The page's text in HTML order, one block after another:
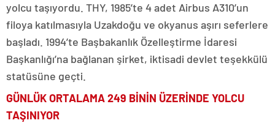
yolcu taşıyordu. THY, 1985’te 4 adet Airbus A310’un
filoya katılmasıyla Uzakdoğu ve okyanus aşırı seferlere
başladı. 1994’te Başbakanlık Özelleştirme İdaresi
Başkanlığı’na bağlanan şirket, iktisadi devlet teşekkülü
statüsüne geçti.
GÜNLÜK ORTALAMA 249 BİNİN ÜZERİNDE YOLCU
TAŞINIYOR